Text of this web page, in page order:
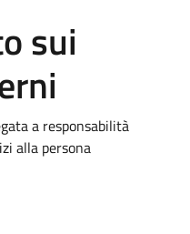
sui
a responsabilità
alla persona